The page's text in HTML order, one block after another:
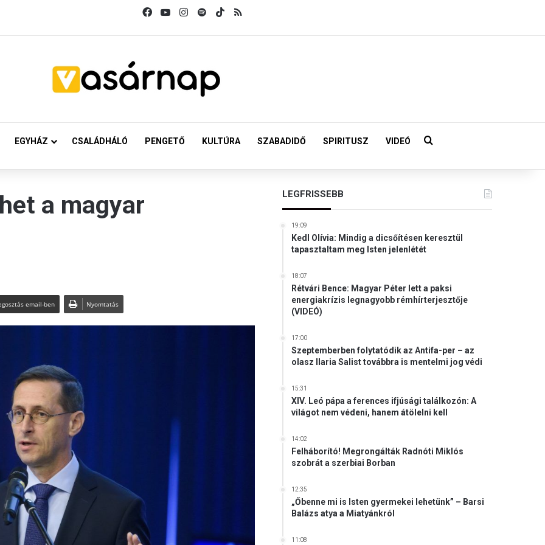
FacebookYouTubeInstagram
SpotifyTikTok
EGYHÁZ CSALÁDHÁLÓ PENGETŐ KULTÚRA SZABADIDŐ SPIRITUSZ VIDEÓ Keresés:
a magyar
email-ben Nyomtatás
LEGFRISSEBB
19:09
Kedl Olívia: Mindig a dicsőítésen keresztül
tapasztaltam meg Isten jelenlétét
18:07
Rétvári Bence: Magyar Péter lett a paksi
energiakrízis legnagyobb rémhírterjesztője
(VIDEÓ)
17:00
Szeptemberben folytatódik az Antifa-per – az
olasz Ilaria Salist továbbra is mentelmi jog védi
15:31
XIV. Leó pápa a ferences ifjúsági találkozón: A
világot nem védeni, hanem átölelni kell
14:02
Felháborító! Megrongálták Radnóti Miklós
szobrát a szerbiai Borban
12:35
„Őbenne mi is Isten gyermekei lehetünk” – Barsi
Balázs atya a Miatyánkról
11:08